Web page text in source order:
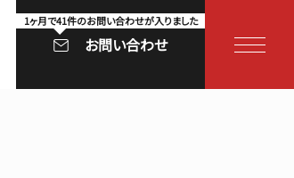
お問い合わせ
1ヶ月で41件のお問い合わせが入りました